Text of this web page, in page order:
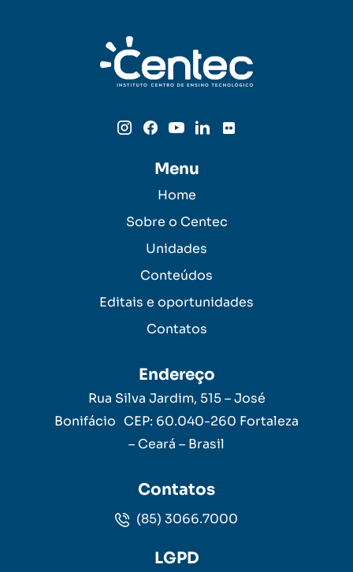
Menu
Home
Sobre o Centec
Unidades
Conteúdos
Editais e oportunidades
Contatos
Endereço
Rua Silva Jardim, 515 – José
Bonifácio CEP: 60.040-260 Fortaleza
– Ceará – Brasil
Contatos
(85) 3066.7000
LGPD